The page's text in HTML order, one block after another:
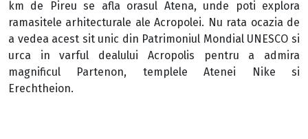
km de Pireu se afla orasul Atena, unde poti explora
ramasitele arhitecturale ale Acropolei. Nu rata ocazia de
a vedea acest sit unic din Patrimoniul Mondial UNESCO si
urca in varful dealului Acropolis pentru a admira
magnificul Partenon, templele Atenei Nike si
Erechtheion.